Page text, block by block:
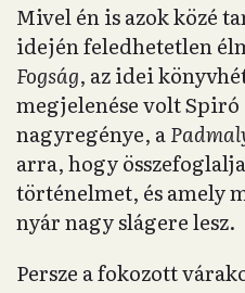
Mivel én is azok közé
idején feledhetetlen
Fogság, az idei
megjelenése volt
nagyregénye, a
arra, hogy
történelmet, és amely
nyár nagy slágere lesz.
Persze a fokozott